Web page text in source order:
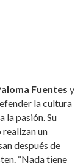
Fuentes y
la cultura
la pasión. Su
un
después de
“Nada tiene